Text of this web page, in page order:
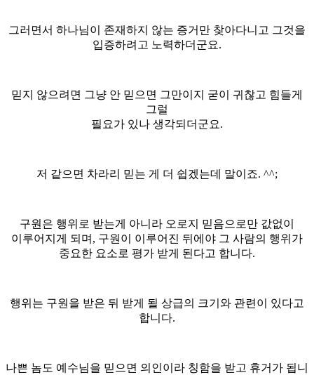
그러면서 하나님이 존재하지 않는 증거만 찾아다니고 그것을
입증하려고 노력하더군요.
믿지 않으려면 그냥 안 믿으면 그만이지 굳이 귀찮고 힘들게
그럴
필요가 있나 생각되더군요.
저 같으면 차라리 믿는 게 더 쉽겠는데 말이죠. ^^;
구원은 행위로 받는게 아니라 오로지 믿음으로만 값없이
이루어지게 되며, 구원이 이루어진 뒤에야 그 사람의 행위가
중요한 요소로 평가 받게 된다고 합니다.
행위는 구원을 받은 뒤 받게 될 상급의 크기와 관련이 있다고
합니다.
나쁜 놈도 예수님을 믿으면 의인이라 칭함을 받고 휴거가 됩니